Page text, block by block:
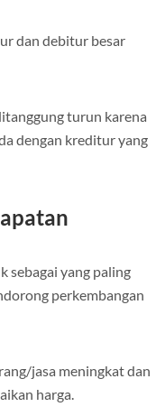
dan debitur besar
turun karena
dengan kreditur yang
sebagai yang paling
perkembangan
jasa meningkat dan
harga.